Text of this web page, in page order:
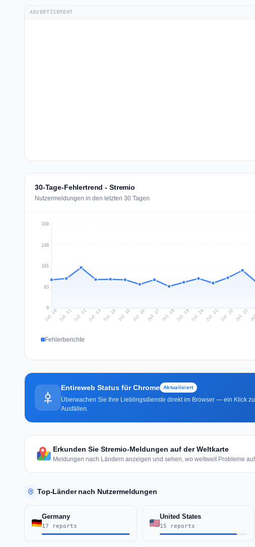
ADVERTISEMENT
30-Tage-Fehlertrend - Stremio
Nutzermeldungen in den letzten 30 Tagen
0
83
165
248
330
Jul 10 Jul 11Jul 12Jul 13 Jul 14 Jul 15 Jul 16 Jul 17 Jul 18Jul 19 Jul 20 Jul 21Jul 22 Jul 23
Fehlerberichte
Entireweb Status für Chrome Aktualisiert
Überwachen Sie Ihre Lieblingsdienste direkt im Browser — ein Klick
Ausfällen.
Erkunden Sie Stremio-Meldungen auf der Weltkarte
Meldungen nach Ländern anzeigen und sehen, wo weltweit Probleme
Top-Länder nach Nutzermeldungen
Germany
17 reports
United States
15 reports